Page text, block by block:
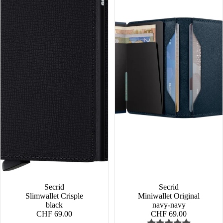
Secrid
Slimwallet Crisple
black
CHF 69.00
Secrid
Miniwallet Original
navy-navy
CHF 69.00